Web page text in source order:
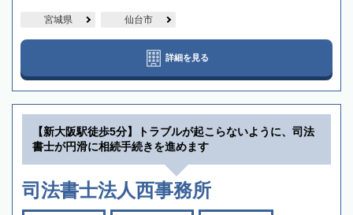
宮城県 仙台市
詳細を見る
【新大阪駅徒歩5分】トラブルが起こらないように、司法
書士が円滑に相続手続きを進めます
司法書士法人西事務所